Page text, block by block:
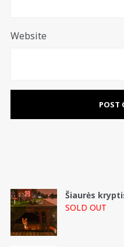
Website
Šiaurės
SOLD OUT